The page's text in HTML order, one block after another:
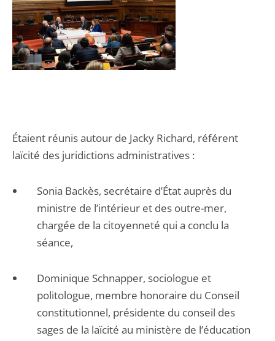
Étaient réunis autour de Jacky Richard, référent
laïcité des juridictions administratives :
Sonia Backès, secrétaire d’État auprès du
ministre de l’intérieur et des outre-mer,
chargée de la citoyenneté qui a conclu la
séance,
Dominique Schnapper, sociologue et
politologue, membre honoraire du Conseil
constitutionnel, présidente du conseil des
sages de la laïcité au ministère de l’éducation